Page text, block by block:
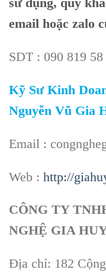
email hoặc zalo
SDT : 090 819
Kỹ Sư Kinh
Nguyễn Vũ Gia
Email :
Web : http://
CÔNG TY
NGHỆ GIA
Địa chỉ: 182